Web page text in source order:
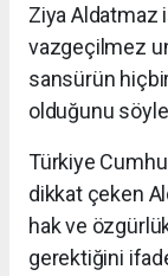
Ziya Aldatmaz
vazgeçilmez
sansürün
olduğunu
Türkiye
dikkat çeken
hak ve
gerektiğini